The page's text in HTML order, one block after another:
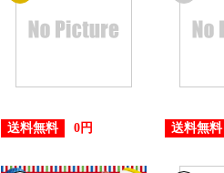
送料無料 0円 送料無料